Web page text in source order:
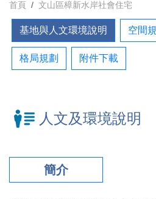
首頁 文山區樟新水岸社會住宅
基地與人文環境說明 空間
格局規劃 附件下載
人文及環境說明
簡介